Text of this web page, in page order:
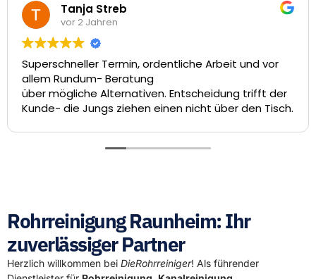
Tanja Streb
vor 2 Jahren
Superschneller Termin, ordentliche Arbeit und vor
allem Rundum- Beratung
über mögliche Alternativen. Entscheidung trifft der
Kunde- die Jungs ziehen einen nicht über den Tisch.
Rohrreinigung Raunheim: Ihr
zuverlässiger Partner
Herzlich willkommen bei DieRohrreiniger! Als führender